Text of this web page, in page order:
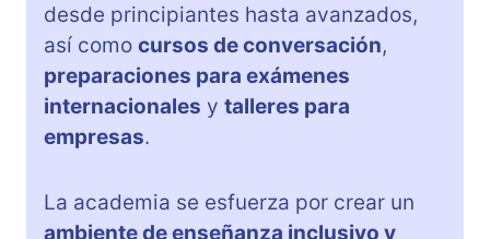
desde principiantes hasta avanzados,
así como cursos de conversación,
preparaciones para exámenes
internacionales y talleres para
empresas.
La academia se esfuerza por crear un
ambiente de enseñanza inclusivo y